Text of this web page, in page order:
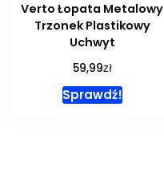
Verto Łopata Metalowy
Trzonek Plastikowy
Uchwyt
59,99zł
Sprawdź!